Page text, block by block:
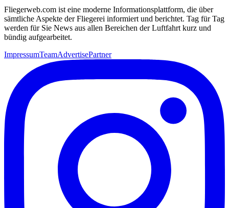
Fliegerweb.com ist eine moderne Informationsplattform, die über
sämtliche Aspekte der Fliegerei informiert und berichtet. Tag für Tag
werden für Sie News aus allen Bereichen der Luftfahrt kurz und
bündig aufgearbeitet.
ImpressumTeamAdvertisePartner